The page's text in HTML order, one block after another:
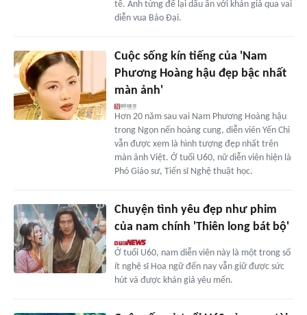
tế. Anh từng để lại dấu ấn với khán giả qua vai
diễn vua Bảo Đại.
Cuộc sống kín tiếng của 'Nam
Phương Hoàng hậu đẹp bậc nhất
màn ảnh'
Hơn 20 năm sau vai Nam Phương Hoàng hậu
trong Ngọn nến hoàng cung, diễn viên Yến Chi
vẫn được xem là hình tượng đẹp nhất trên
màn ảnh Việt. Ở tuổi U60, nữ diễn viên hiện là
Phó Giáo sư, Tiến sĩ Nghệ thuật học.
Chuyện tình yêu đẹp như phim
của nam chính 'Thiên long bát bộ'
Ở tuổi U60, nam diễn viên này là một trong số
ít nghệ sĩ Hoa ngữ đến nay vẫn giữ được sức
hút và được khán giả yêu mến.